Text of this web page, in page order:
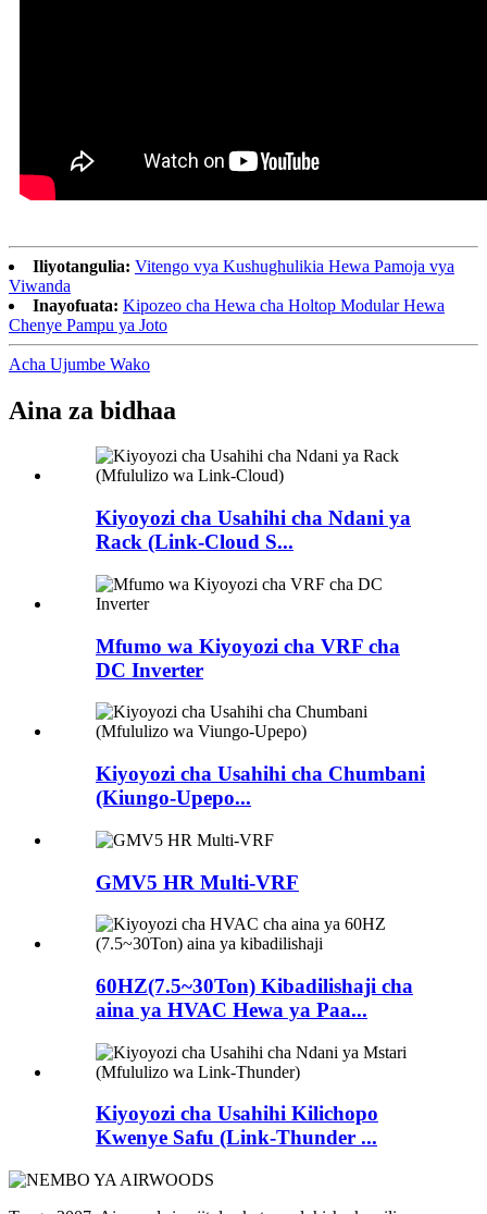
Iliyotangulia: Vitengo vya Kushughulikia Hewa Pamoja vya
Viwanda
Inayofuata: Kipozeo cha Hewa cha Holtop Modular Hewa
Chenye Pampu ya Joto
Acha Ujumbe Wako
Aina za bidhaa
Kiyoyozi cha Usahihi cha Ndani ya
Rack (Link-Cloud S...
Mfumo wa Kiyoyozi cha VRF cha
DC Inverter
Kiyoyozi cha Usahihi cha Chumbani
(Kiungo-Upepo...
GMV5 HR Multi-VRF
60HZ(7.5~30Ton) Kibadilishaji cha
aina ya HVAC Hewa ya Paa...
Kiyoyozi cha Usahihi Kilichopo
Kwenye Safu (Link-Thunder ...